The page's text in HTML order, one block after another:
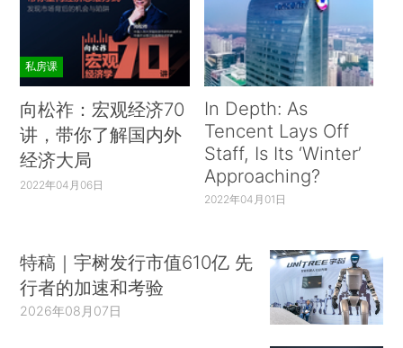
私房课
向松祚：宏观经济70
讲，带你了解国内外
经济大局
2022年04月06日
In Depth: As
Tencent Lays Off
Staff, Is Its ‘Winter’
Approaching?
2022年04月01日
特稿｜宇树发行市值610亿 先
行者的加速和考验
2026年08月07日